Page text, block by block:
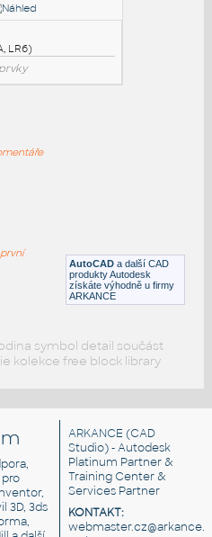
:
typ CR2450
prvky
(AA, LR6)
AutoCAD a další CAD
produkty Autodesk
získáte výhodně u firmy
ARKANCE
symbol detail součást
kolekce free block library
3D, 3ds
ARKANCE (CAD
Studio) - Autodesk
Platinum Partner &
Training Center &
Services Partner
KONTAKT: